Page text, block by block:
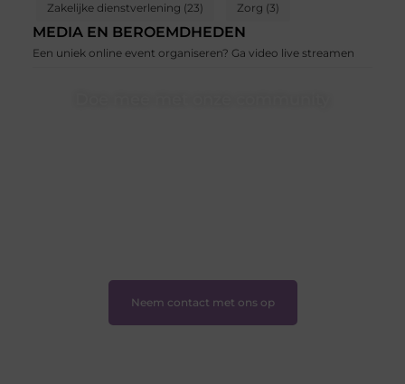
Zakelijke dienstverlening (23) Zorg (3)
MEDIA EN BEROEMDHEDEN
Een uniek online event organiseren? Ga video live streamen
Neem contact met ons op